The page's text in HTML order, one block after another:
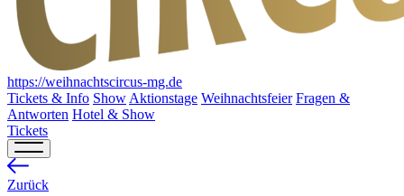
https://weihnachtscircus-mg.de
Tickets & Info Show Aktionstage Weihnachtsfeier Fragen &
Antworten Hotel & Show
Tickets
Zurück